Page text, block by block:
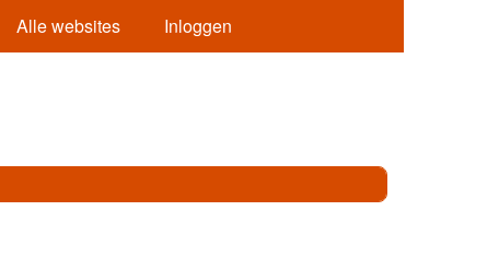
Alle websites Inloggen